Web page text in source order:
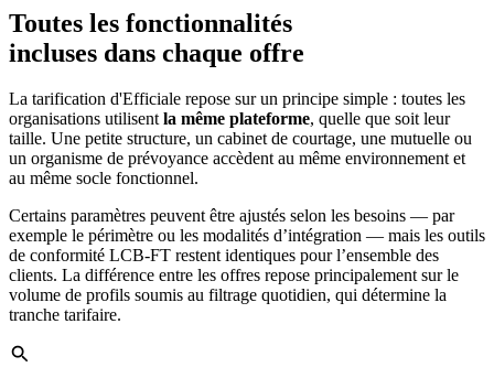
Toutes les fonctionnalités
incluses dans chaque offre
La tarification d'Efficiale repose sur un principe simple : toutes les
organisations utilisentla même plateforme, quelle que soit leur
taille. Une petite structure, un cabinet de courtage, une mutuelle ou
un organisme de prévoyance accèdent au même environnement et
au même socle fonctionnel.
Certains paramètres peuvent être ajustés selon les besoins — par
exemple le périmètre ou les modalités d’intégration — mais les outils
de conformité LCB-FT restent identiques pour l’ensemble des
clients. La différence entre les offres repose principalement sur le
volume de profils soumis au filtrage quotidien, qui détermine la
tranche tarifaire.